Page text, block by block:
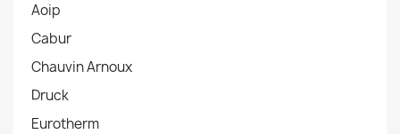
Aoip
Cabur
Chauvin Arnoux
Druck
Eurotherm